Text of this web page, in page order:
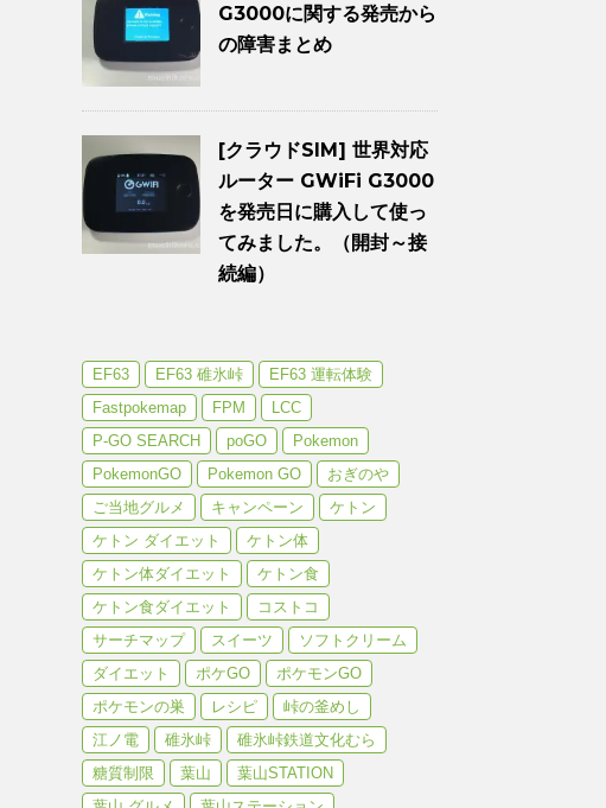
G3000に関する発売から
の障害まとめ
[クラウドSIM] 世界対応
ルーター GWiFi G3000
を発売日に購入して使っ
てみました。（開封～接
続編）
EF63 EF63 碓氷峠
EF63 運転体験
Fastpokemap
FPM
LCC
P-GO SEARCH
poGO
Pokemon
PokemonGO
Pokemon GO
おぎのや
ご当地グルメ
キャンペーン
ケトン
ケトン ダイエット
ケトン体
ケトン体ダイエット
ケトン食
ケトン食ダイエット
コストコ
サーチマップ
スイーツ
ソフトクリーム
ダイエット
ポケGO
ポケモンGO
ポケモンの巣
レシピ
峠の釜めし
江ノ電
碓氷峠
碓氷峠鉄道文化むら
糖質制限
葉山
葉山STATION